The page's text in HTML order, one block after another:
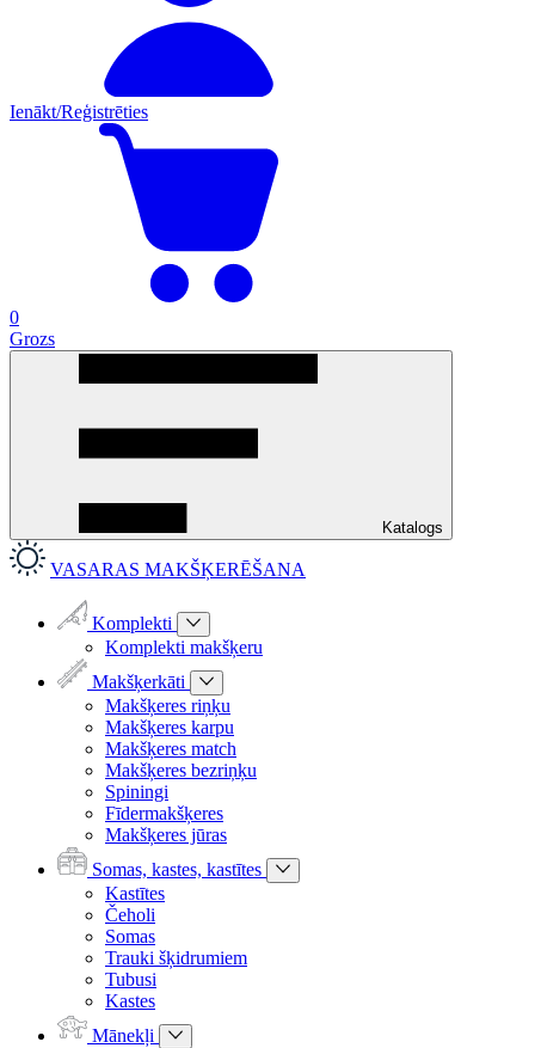
Ienākt/Reģistrēties
0
Grozs
Katalogs
VASARAS MAKŠĶERĒŠANA
Komplekti
Komplekti makšķeru
Makšķerkāti
Makšķeres riņķu
Makšķeres karpu
Makšķeres match
Makšķeres bezriņķu
Spiningi
Fīdermakšķeres
Makšķeres jūras
Somas, kastes, kastītes
Kastītes
Čeholi
Somas
Trauki šķidrumiem
Tubusi
Kastes
Mānekļi